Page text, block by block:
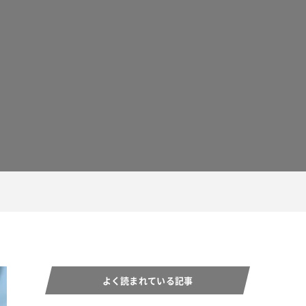
よく読まれている記事